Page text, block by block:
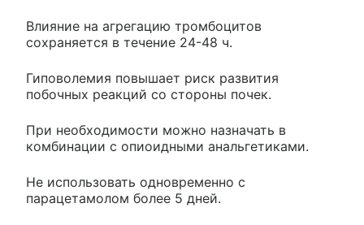
Влияние на агрегацию тромбоцитов
сохраняется в течение 24-48 ч.
Гиповолемия повышает риск развития
побочных реакций со стороны почек.
При необходимости можно назначать в
комбинации с опиоидными анальгетиками.
Не использовать одновременно с
парацетамолом более 5 дней.